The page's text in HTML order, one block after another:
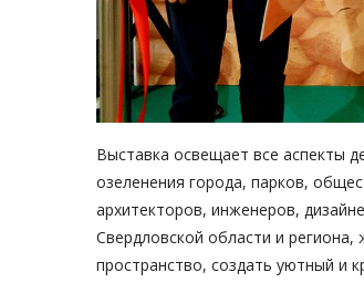
Выставка освещает все аспекты
озеленения города, парков,
архитекторов, инженеров,
Свердловской области и
пространство, создать уютный и